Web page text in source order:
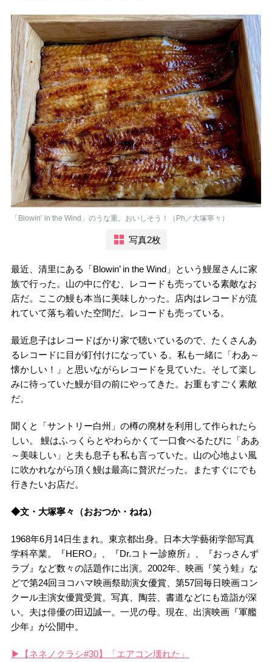
「Blowin’ in the Wind」のうな重。おいしそう！（Ph／大塚寧々）
写真2枚
最近、清里にある「Blowin’ in the Wind」という鰻屋さんに家
族で行った。山の中に佇む、レコードも売っている素敵なお
店だ。ここの鰻も本当に美味しかった。店内はレコードが流
れていて落ち着いた空間だ。レコードも売っている。
最近息子はレコードばかり家で聴いているので、たくさんあ
るレコードに目が釘付けになってい る。私も一緒に「わあ～
懐かしい！」と思いながらレコードを見ていた。そして楽し
みに待っていた鰻が目の前にやってきた。お重もすごく素敵
だ。
聞くと「サントリー白州」の樽の廃材を利用して作られたら
しい。 鰻はふっくらとやわらかくて一口食べるたびに「ああ
～美味しい」と夫も息子も私も言っていた。山の心地よい風
に吹かれながら頂く鰻は最高に贅沢だった。またすぐにでも
行きたいお店だ。
◆文・大塚寧々（おおつか・ねね）
1968年6月14日生まれ。東京都出身。日本大学藝術学部写真
学科卒業。『HERO』、『Dr.コトー診療所』、『おっさんず
ラブ』など数々の話題作に出演。2002年、映画『笑う蛙』な
どで第24回ヨコハマ映画祭助演女優賞、第57回毎日映画コン
クール主演女優賞受賞。写真、陶芸、書道などにも造詣が深
い。夫は俳優の田辺誠一。一児の母。現在、出演映画『軍艦
少年』が公開中。
▶【ネネノクラシ#30】「エアコン壊れた」